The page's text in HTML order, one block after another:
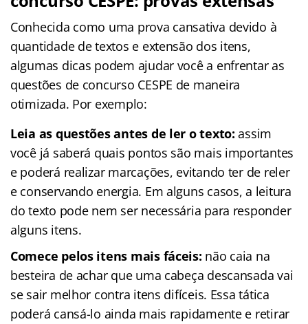
Conhecida como uma prova cansativa devido à
quantidade de textos e extensão dos itens,
algumas dicas podem ajudar você a enfrentar as
questões de concurso CESPE de maneira
otimizada. Por exemplo:
Leia as questões antes de ler o texto: assim
você já saberá quais pontos são mais importantes
e poderá realizar marcações, evitando ter de reler
e conservando energia. Em alguns casos, a leitura
do texto pode nem ser necessária para responder
alguns itens.
Comece pelos itens mais fáceis: não caia na
besteira de achar que uma cabeça descansada vai
se sair melhor contra itens difíceis. Essa tática
poderá cansá-lo ainda mais rapidamente e retirar